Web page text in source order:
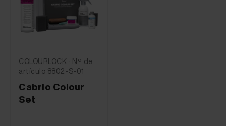
COLOURLOCK · Nº de
artículo 8802-S-01
Cabrio Colour
Set